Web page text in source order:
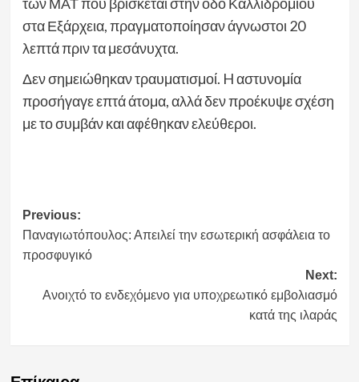
στα Εξάρχεια, πραγματοποίησαν άγνωστοι 20
λεπτά πριν τα μεσάνυχτα.
Δεν σημειώθηκαν τραυματισμοί. H αστυνομία
προσήγαγε επτά άτομα, αλλά δεν προέκυψε σχέση
με το συμβάν και αφέθηκαν ελεύθεροι.
Post
navigation
Previous:
Παναγιωτόπουλος: Απειλεί την εσωτερική ασφάλεια το
προσφυγικό
Next:
Ανοιχτό το ενδεχόμενο για υποχρεωτικό εμβολιασμό
κατά της ιλαράς